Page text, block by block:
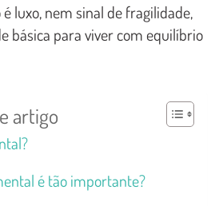
luxo, nem sinal de fragilidade,
básica para viver com equilíbrio
artigo
é tão importante?